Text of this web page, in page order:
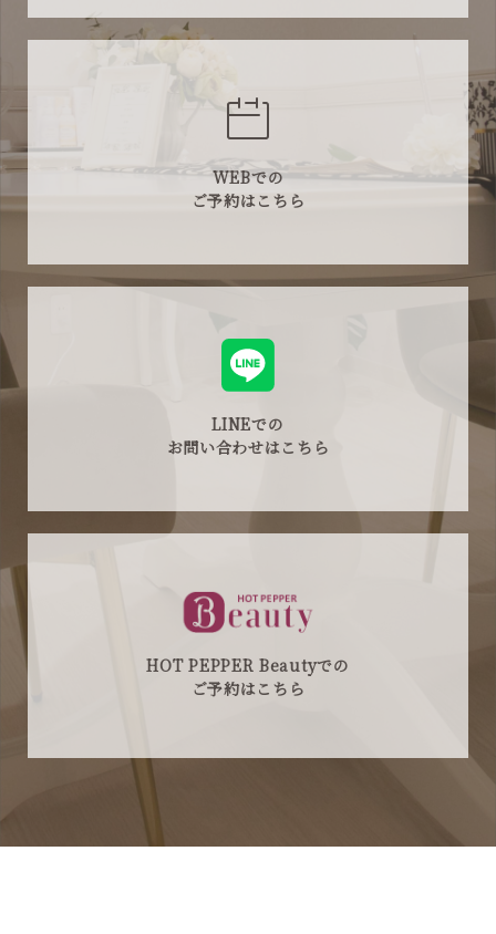
WEBでの
ご予約はこちら
LINEでの
お問い合わせはこちら
HOT PEPPER Beautyでの
ご予約はこちら